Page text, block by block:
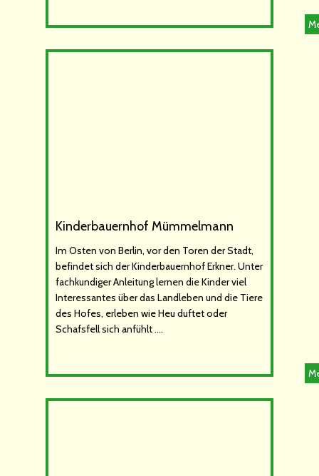
Kinderbauernhof Mümmelmann
Im Osten von Berlin, vor den Toren der Stadt,
befindet sich der Kinderbauernhof Erkner. Unter
fachkundiger Anleitung lernen die Kinder viel
Interessantes über das Landleben und die Tiere
des Hofes, erleben wie Heu duftet oder
Schafsfell sich anfühlt ….